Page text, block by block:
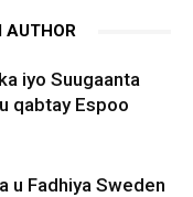
AUTHOR
iyo Suugaanta
qabtay Espoo
u Fadhiya Sweden